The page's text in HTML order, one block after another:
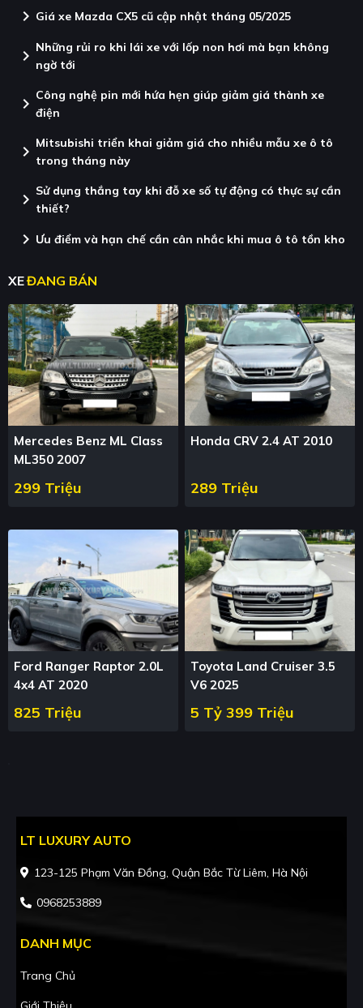
chevron_right Giá xe Mazda CX5 cũ cập nhật tháng 05/2025
chevron_right Những rủi ro khi lái xe với lốp non hơi mà bạn không
ngờ tới
chevron_right Công nghệ pin mới hứa hẹn giúp giảm giá thành xe
điện
chevron_right Mitsubishi triển khai giảm giá cho nhiều mẫu xe ô tô
trong tháng này
chevron_right Sử dụng thắng tay khi đỗ xe số tự động có thực sự cần
thiết?
chevron_right Ưu điểm và hạn chế cần cân nhắc khi mua ô tô tồn kho
XEĐANG BÁN
Mercedes Benz ML Class
ML350 2007
299 Triệu
Honda CRV 2.4 AT 2010
289 Triệu
Ford Ranger Raptor 2.0L
4x4 AT 2020
825 Triệu
Toyota Land Cruiser 3.5
V6 2025
5 Tỷ 399 Triệu
LT LUXURY AUTO
123-125 Phạm Văn Đồng, Quận Bắc Từ Liêm, Hà Nội
0968253889
DANH MỤC
Trang Chủ